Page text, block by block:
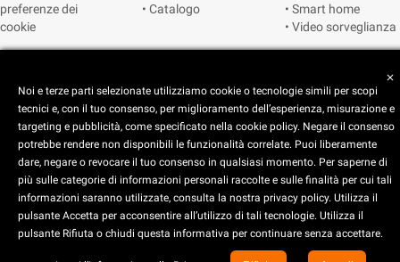
preferenze dei
cookie
• Catalogo
• Smart home
• Video sorveglianza
C.E.A.R.T. Elettronica
4.5starstarstarstar star_half
Basato su914recensioni
close
Noi e terze parti selezionate utilizziamo cookie o tecnologie simili per scopi
tecnici e, con il tuo consenso, per miglioramento dell’esperienza, misurazione e
targeting e pubblicità, come specificato nella cookie policy. Negare il consenso
potrebbe rendere non disponibili le funzionalità correlate. Puoi liberamente
dare, negare o revocare il tuo consenso in qualsiasi momento. Per saperne di
più sulle categorie di informazioni personali raccolte e sulle finalità per cui tali
informazioni saranno utilizzate, consulta la nostra privacy policy. Utilizza il
pulsante Accetta per acconsentire all’utilizzo di tali tecnologie. Utilizza il
pulsante Rifiuta o chiudi questa informativa per continuare senza accettare.